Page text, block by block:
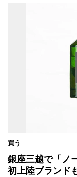
買う
銀座三越で「ノ
初上陸ブランド